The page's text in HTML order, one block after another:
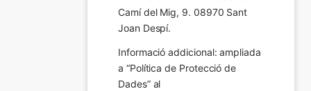
Camí del Mig, 9. 08970 Sant
Joan Despí.
Informació addicional: ampliada
a “Política de Protecció de
Dades” al